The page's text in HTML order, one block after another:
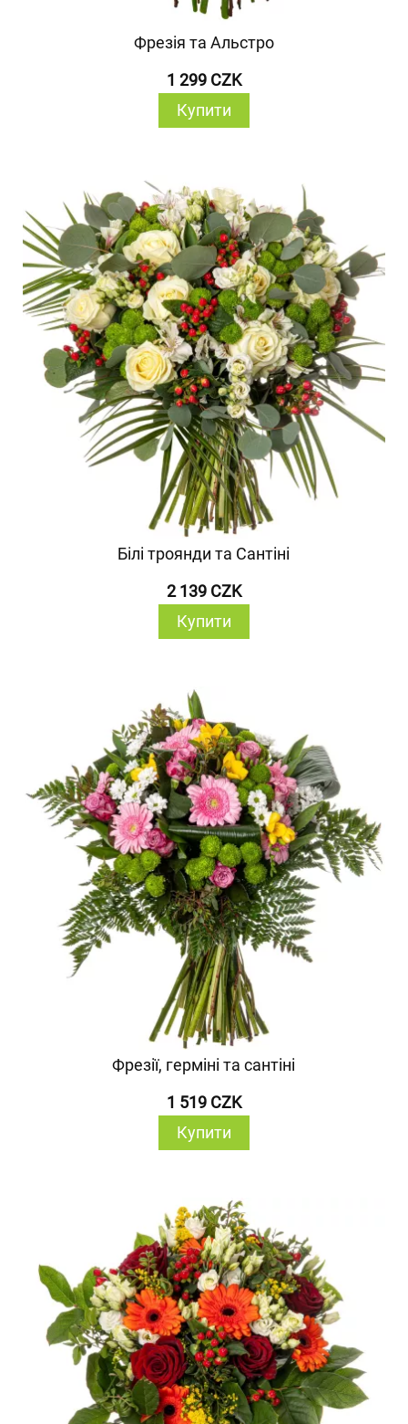
Фрезія та Альстро
1 299 CZK
Купити
Білі троянди та Сантіні
2 139 CZK
Купити
Фрезії, герміні та сантіні
1 519 CZK
Купити